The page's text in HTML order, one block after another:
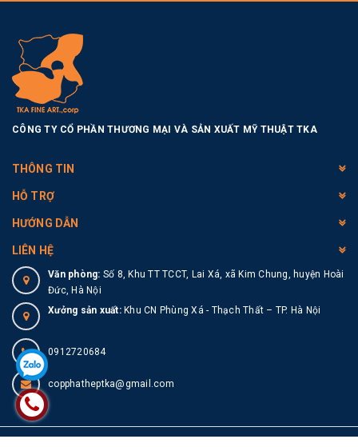
CÔNG TY CỔ PHẦN THƯƠNG MẠI VÀ SẢN XUẤT MỸ THUẬT TKA
THÔNG TIN
HỖ TRỢ
HƯỚNG DẪN
LIÊN HỆ
Văn phòng: Số 8, Khu TT TCCT, Lai Xá, xã Kim Chung, huyện Hoài
Đức, Hà Nội
Xưởng sản xuất: Khu CN Phùng Xá - Thạch Thất – TP. Hà Nội
0912720684
copphatheptka@gmail.com